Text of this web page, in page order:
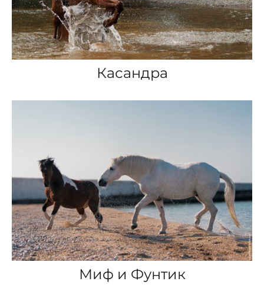
Касандра
Миф и Фунтик